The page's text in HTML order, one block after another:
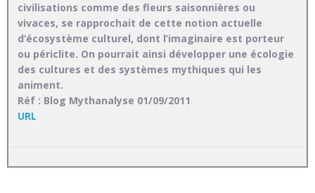
civilisations comme des fleurs saisonnières ou
vivaces, se rapprochait de cette notion actuelle
d’écosystème culturel, dont l’imaginaire est porteur
ou périclite. On pourrait ainsi développer une écologie
des cultures et des systèmes mythiques qui les
animent.
Réf : Blog Mythanalyse 01/09/2011
URL